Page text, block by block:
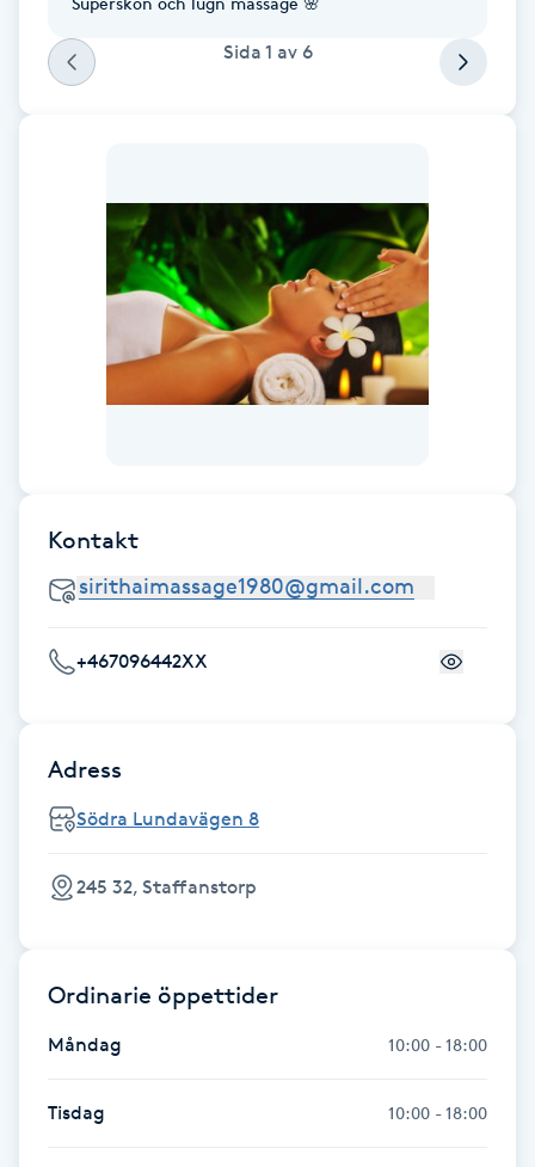
Fotvård
Fransborttagning
Fransfärgning
Fransförlängning
Fransförlängning Volym
Fransrengöring
Friskvård
Friskvårdsmassage
Frisör
Funktionsanalys
Sida 1 av 6
Kontakt
+467096442XX
Adress
Södra Lundavägen 8
245 32, Staffanstorp
Ordinarie öppettider
Måndag 10:00 - 18:00
Tisdag 10:00 - 18:00